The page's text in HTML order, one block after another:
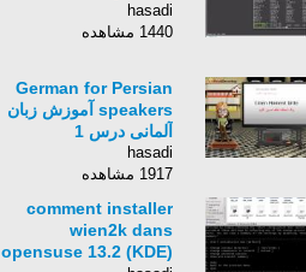
hasadi
1440 مشاهده
German for Persian
speakers آموزش زبان
آلمانی درس 1
hasadi
1917 مشاهده
comment installer
wien2k dans
opensuse 13.2 (KDE)